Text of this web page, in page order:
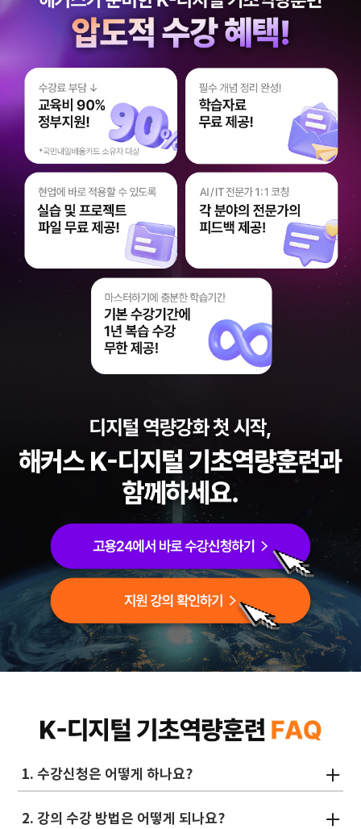
1. 수강신청은 어떻게 하나요?
2. 강의 수강 방법은 어떻게 되나요?